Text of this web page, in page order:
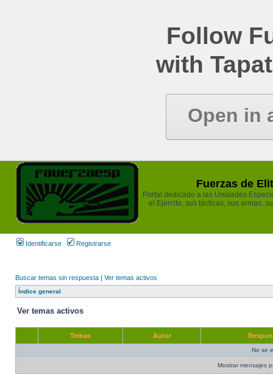
Follow
with
Open in
Fuerzas de
Portal dedicado a las Unidades
el Ejercito, sus tácticas, sus armas,
Identificarse Registrarse
Buscar temas sin respuesta | Ver temas activos
Índice general
Ver temas activos
Temas Autor
No se
Mostrar mensajes